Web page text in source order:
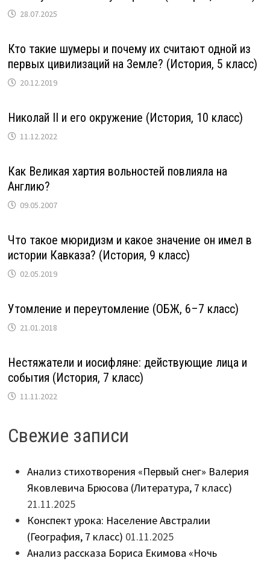
28.07.2025
Кто такие шумеры и почему их считают одной из
первых цивилизаций на Земле? (История, 5 класс)
20.12.2019
Николай II и его окружение (История, 10 класс)
11.12.2022
Как Великая хартия вольностей повлияла на
Англию?
09.05.2007
Что такое мюридизм и какое значение он имел в
истории Кавказа? (История, 9 класс)
02.05.2019
Утомление и переутомление (ОБЖ, 6–7 класс)
21.01.2018
Нестяжатели и иосифляне: действующие лица и
события (История, 7 класс)
11.11.2022
Свежие записи
Анализ стихотворения «Первый снег» Валерия
Яковлевича Брюсова (Литература, 7 класс)
21.11.2025
Конспект урока: Население Австралии
(География, 7 класс) 01.11.2025
Анализ рассказа Бориса Екимова «Ночь